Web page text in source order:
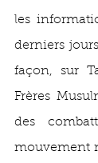
les
derniers
façon, sur
Frères
des
mouvement